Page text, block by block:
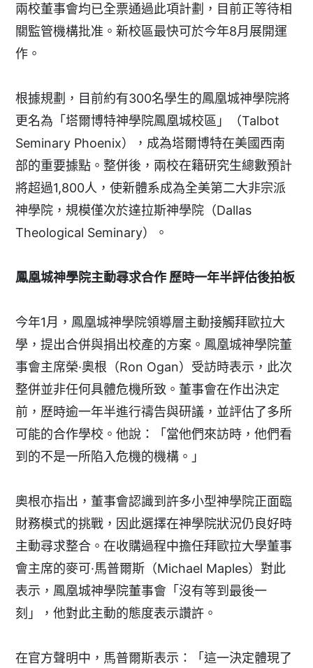
兩校董事會均已全票通過此項計劃，目前正等待相
關監管機構批准。新校區最快可於今年8月展開運
作。
根據規劃，目前約有300名學生的鳳凰城神學院將
更名為「塔爾博特神學院鳳凰城校區」（Talbot
Seminary Phoenix），成為塔爾博特在美國西南
部的重要據點。整併後，兩校在籍研究生總數預計
將超過1,800人，使新體系成為全美第二大非宗派
神學院，規模僅次於達拉斯神學院（Dallas
Theological Seminary）。
鳳凰城神學院主動尋求合作 歷時一年半評估後拍板
今年1月，鳳凰城神學院領導層主動接觸拜歐拉大
學，提出合併與捐出校產的方案。鳳凰城神學院董
事會主席榮·奧根（Ron Ogan）受訪時表示，此次
整併並非任何具體危機所致。董事會在作出決定
前，歷時逾一年半進行禱告與研議，並評估了多所
可能的合作學校。他說：「當他們來訪時，他們看
到的不是一所陷入危機的機構。」
奧根亦指出，董事會認識到許多小型神學院正面臨
財務模式的挑戰，因此選擇在神學院狀況仍良好時
主動尋求整合。在收購過程中擔任拜歐拉大學董事
會主席的麥可·馬普爾斯（Michael Maples）對此
表示，鳳凰城神學院董事會「沒有等到最後一
刻」，他對此主動的態度表示讚許。
在官方聲明中，馬普爾斯表示：「這一決定體現了